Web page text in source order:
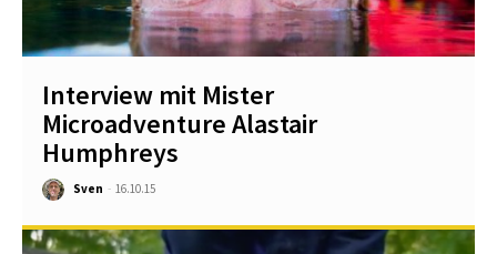
Interview mit Mister
Microadventure Alastair
Humphreys
Sven - 16.10.15